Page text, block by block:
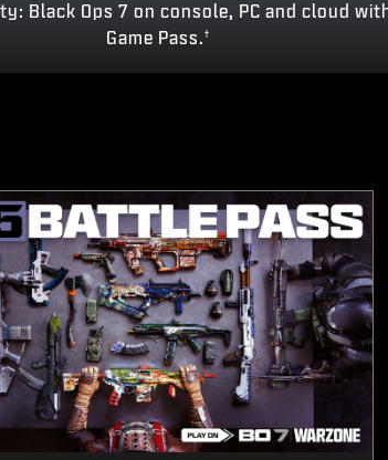
Black Ops 7 on console, PC and cloud
Game Pass. †